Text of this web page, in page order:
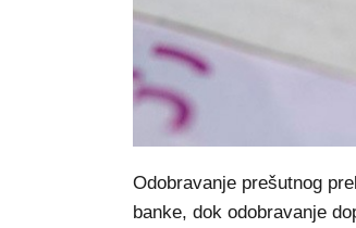
Odobravanje prešutnog
banke, dok odobravanje